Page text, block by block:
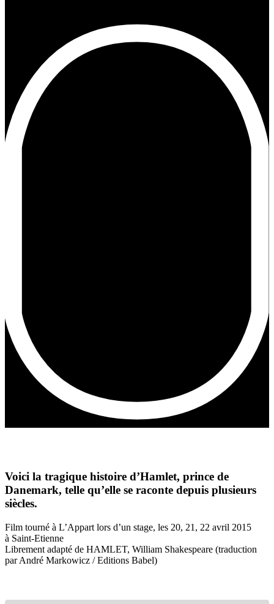
Voici la tragique histoire d’Hamlet, prince de
Danemark, telle qu’elle se raconte depuis plusieurs
siècles.
Film tourné à L’Appart lors d’un stage, les 20, 21, 22 avril 2015
à Saint-Etienne
Librement adapté de HAMLET, William Shakespeare (traduction
par André Markowicz / Editions Babel)